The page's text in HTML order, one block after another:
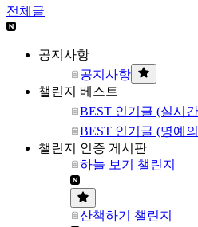
전체글
공지사항
공지사항
챌린지 베스트
BEST 인기글 (실시
BEST 인기글 (명예
챌린지 인증 게시판
하늘 보기 챌린지
산책하기 챌린지